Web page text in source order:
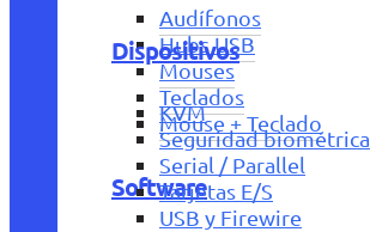
Audífonos
Hubs USB
Mouses
Teclados
Mouse + Teclado
Software
Dispositivos
KVM
Seguridad biométrica
Serial / Parallel
Tarjetas E/S
USB y Firewire